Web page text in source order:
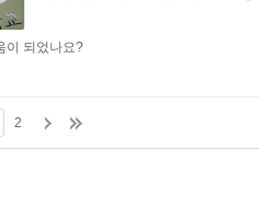
이 되었나요?
2